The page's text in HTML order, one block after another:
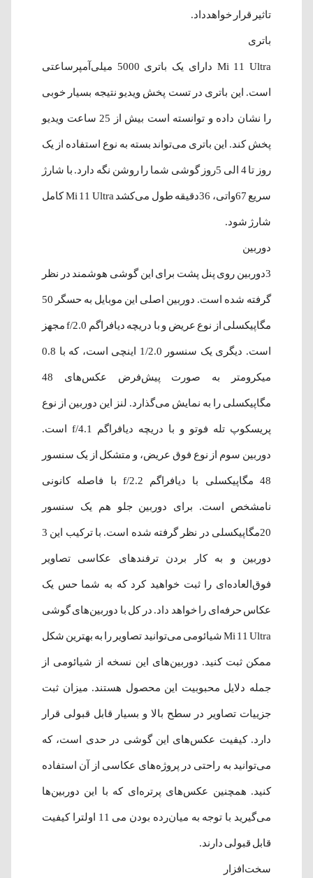
تاثیر قرار خواهدداد.
باتری
Mi 11 Ultra دارای یک باتری 5000 میلی‌آمپرساعتی
است. این باتری در تست پخش ویدیو نتیجه بسیار خوبی
را نشان داده و توانسته‌ است بیش از 25 ساعت ویدیو
پخش کند. این باتری می‌تواند بسته به نوع استفاده از یک
روز تا 4 الی 5روز گوشی شما را روشن نگه دارد. با شارژ
سریع 67واتی، 36دقیقه طول می‌کشد Mi 11 Ultra کامل
شارژ شود.
دوربین
3دوربین روی پنل پشت برای این گوشی هوشمند در نظر
گرفته شده‌ است. دوربین اصلی این موبایل به حسگر 50
مگاپیکسلی از نوع عریض و با دریچه دیافراگم f/2.0 مجهز
است. دیگری یک سنسور 1/2.0 اینچی است، که با 0.8
میکرومتر به صورت پیش‌فرض عکس‌های 48
مگاپیکسلی را به نمایش می‌گذارد. لنز این دوربین از نوع
پریسکوپ تله فوتو و با دریچه دیافراگم f/4.1 است.
دوربین سوم از نوع فوق عریض، و متشکل از یک سنسور
48 مگاپیکسلی با دیافراگم f/2.2 با فاصله کانونی
نامشخص است. برای دوربین جلو هم یک سنسور
20مگاپیکسلی در نظر گرفته شده‌ است. با ترکیب این 3
دوربین و به کار بردن ترفندهای عکاسی تصاویر
فوق‌العاده‌ای را ثبت خواهید کرد که به شما حس یک
عکاس حرفه‌ای را خواهد داد. در کل با دوربین‌های گوشی
Mi 11 Ultra شیائومی می‌توانید تصاویر را به بهترین شکل
ممکن ثبت کنید. دوربین‌های این نسخه از شیائومی از
جمله دلایل محبوبیت این محصول هستند. میزان ثبت
جزییات تصاویر در سطح بالا و بسیار قابل قبولی قرار
دارد. کیفیت عکس‌های این گوشی در حدی است، که
می‌توانید به راحتی در پروژه‌های عکاسی از آن استفاده
کنید. همچنین عکس‌های پرتره‌ای که با این دوربین‌ها
می‌گیرید با توجه به میان‌رده بودن می 11 اولترا کیفیت
قابل قبولی دارند.
سخت‌افزار